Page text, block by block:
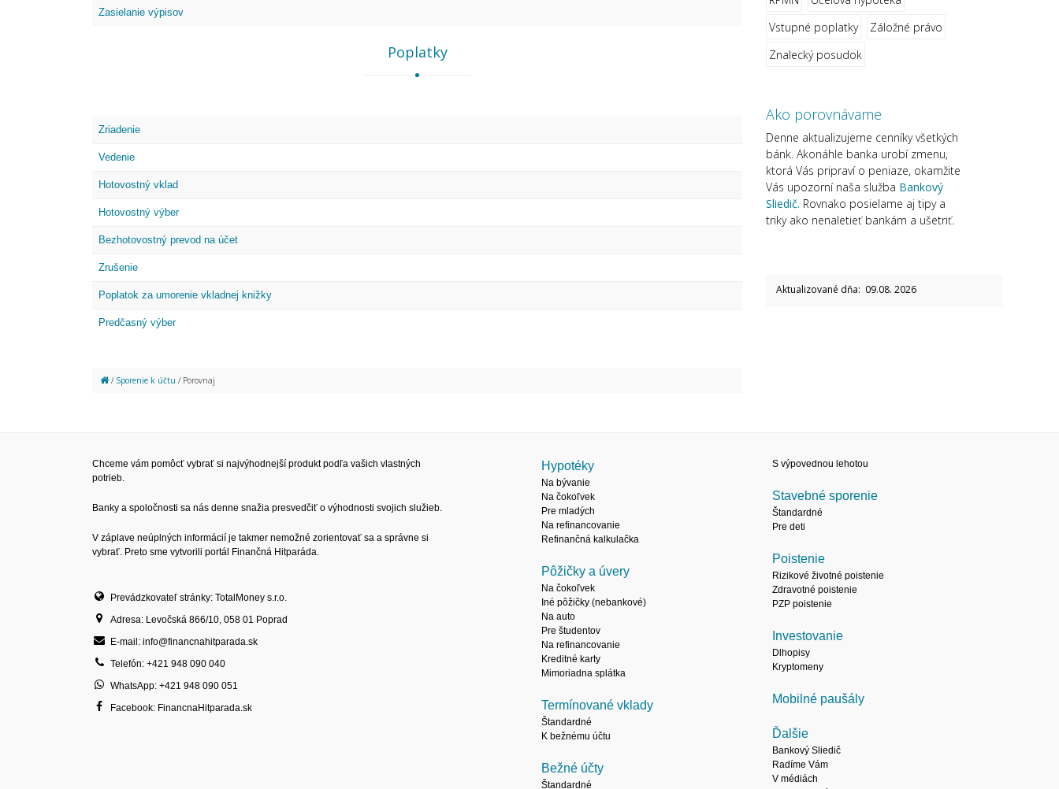
Zasielanie výpisov
Poplatky
Zriadenie
Vedenie
Hotovostný vklad
Hotovostný výber
Bezhotovostný prevod na účet
Zrušenie
Poplatok za umorenie vkladnej knižky
Predčasný výber
/ Sporenie k účtu / Porovnaj
Vstupné poplatky
Záložné právo
Znalecký posudok
Ako porovnávame
Denne aktualizujeme cenníky všetkých
bánk. Akonáhle banka urobí zmenu,
ktorá Vás pripraví o peniaze, okamžite
Vás upozorní naša služba Bankový
Sliedič. Rovnako posielame aj tipy a
triky ako nenaletieť bankám a ušetriť.
Aktualizované dňa: 09.08. 2026
Chceme vám pomôcť vybrať si najvýhodnejší produkt podľa vašich vlastných
potrieb.
Banky a spoločnosti sa nás denne snažia presvedčiť o výhodnosti svojich služieb.
V záplave neúplných informácií je takmer nemožné zorientovať sa a správne si
vybrať. Preto sme vytvorili portál Finančná Hitparáda.
Prevádzkovateľ stránky: TotalMoney s.r.o.
Adresa: Levočská 866/10, 058 01 Poprad
E-mail: info@financnahitparada.sk
Telefón: +421 948 090 040
WhatsApp: +421 948 090 051
Facebook: FinancnaHitparada.sk
Hypotéky
Na bývanie
Na čokoľvek
Pre mladých
Na refinancovanie
Refinančná kalkulačka
Pôžičky a úvery
Na čokoľvek
Iné pôžičky (nebankové)
Na auto
Pre študentov
Na refinancovanie
Kreditné karty
Mimoriadna splátka
Termínované vklady
Štandardné
K bežnému účtu
Bežné účty
Štandardné
S výpovednou lehotou
Stavebné sporenie
Štandardné
Pre deti
Poistenie
Rizikové životné poistenie
Zdravotné poistenie
PZP poistenie
Investovanie
Dlhopisy
Kryptomeny
Mobilné paušály
Ďalšie
Bankový Sliedič
Radíme Vám
V médiách